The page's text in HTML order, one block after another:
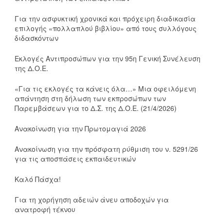
Για την ασφυκτική χρονικά και πρόχειρη διαδικασία
επιλογής «πολλαπλού βιβλίου» από τους συλλόγους
διδασκόντων
Εκλογές Αντιπροσώπων για την 95η Γενική Συνέλευση
της Δ.Ο.Ε.
«Για τις εκλογές τα κάνεις όλα…» Μια οφειλόμενη
απάντηση στη δήλωση των εκπροσώπων των
Παρεμβάσεων για το Δ.Σ. της Δ.Ο.Ε. (21/4/2026)
Ανακοίνωση για την Πρωτομαγιά 2026
Ανακοίνωση για την πρόσφατη ρύθμιση του ν. 5291/26
για τις αποσπάσεις εκπαιδευτικών
Καλό Πάσχα!
Για τη χορήγηση αδειών άνευ αποδοχών για
ανατροφή τέκνου